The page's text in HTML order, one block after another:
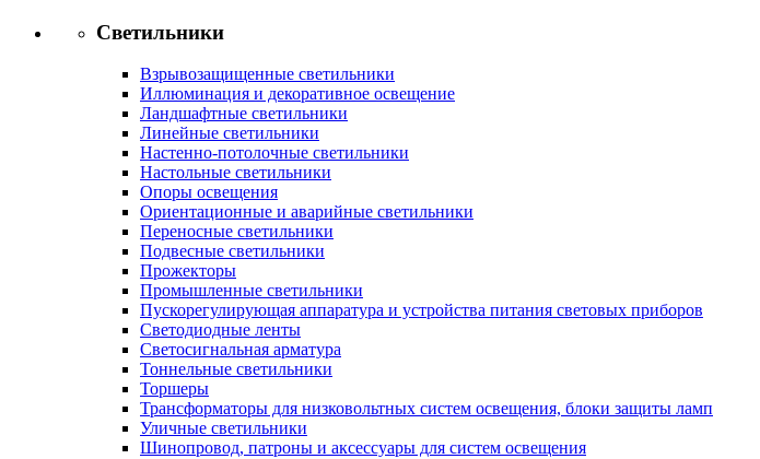
Светильники
Взрывозащищенные светильники
Иллюминация и декоративное освещение
Ландшафтные светильники
Линейные светильники
Настенно-потолочные светильники
Настольные светильники
Опоры освещения
Ориентационные и аварийные светильники
Переносные светильники
Подвесные светильники
Прожекторы
Промышленные светильники
Пускорегулирующая аппаратура и устройства питания световых приборов
Светодиодные ленты
Светосигнальная арматура
Тоннельные светильники
Торшеры
Трансформаторы для низковольтных систем освещения, блоки защиты ламп
Уличные светильники
Шинопровод, патроны и аксессуары для систем освещения